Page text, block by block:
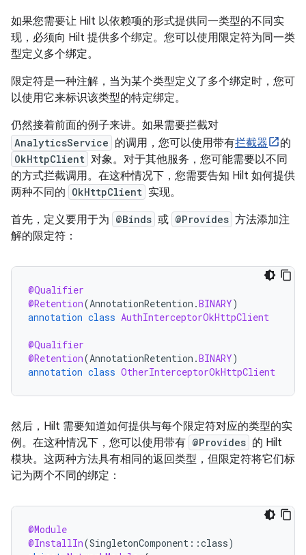
如果您需要让 Hilt 以依赖项的形式提供同一类型的不同实
现，必须向 Hilt 提供多个绑定。您可以使用限定符为同一类
型定义多个绑定。
限定符是一种注解，当为某个类型定义了多个绑定时，您可
以使用它来标识该类型的特定绑定。
仍然接着前面的例子来讲。如果需要拦截对
AnalyticsService 的调用，您可以使用带有拦截器 的
OkHttpClient 对象。对于其他服务，您可能需要以不同
的方式拦截调用。在这种情况下，您需要告知 Hilt 如何提供
两种不同的 OkHttpClient 实现。
首先，定义要用于为 @Binds 或 @Provides 方法添加注
解的限定符：
@Qualifier
@Retention(AnnotationRetention .BINARY)
annotation class AuthInterceptorOkHttpClient
@Qualifier
@Retention(AnnotationRetention .BINARY)
annotation class OtherInterceptorOkHttpClient
然后，Hilt 需要知道如何提供与每个限定符对应的类型的实
例。在这种情况下，您可以使用带有 @Provides 的 Hilt
模块。这两种方法具有相同的返回类型，但限定符将它们标
记为两个不同的绑定：
@Module
@InstallIn(SingletonComponent ::class)